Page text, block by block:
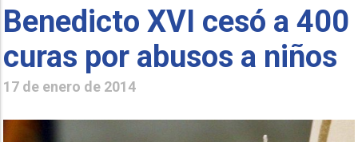
Benedicto XVI cesó a 400
curas por abusos a niños
17 de enero de 2014